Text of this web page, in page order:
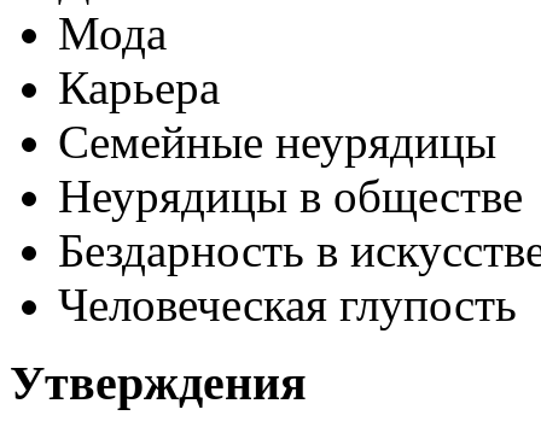
Мода
Карьера
Семейные неурядицы
Неурядицы в обществе
Бездарность в
Человеческая глупость
Утверждения